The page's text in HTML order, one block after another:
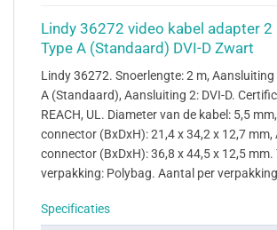
Lindy 36272 video kabel adapter 2
Type A (Standaard) DVI-D Zwart
Lindy 36272. Snoerlengte: 2 m, Aansluiting
A (Standaard), Aansluiting 2: DVI-D.
REACH, UL. Diameter van de kabel: 5,5
connector (BxDxH): 21,4 x 34,2 x 12,7
connector (BxDxH): 36,8 x 44,5 x 12,5 mm.
verpakking: Polybag. Aantal per
Specificaties